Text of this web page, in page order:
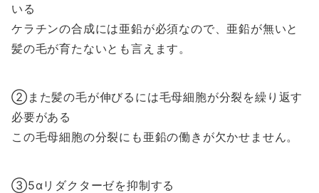
いる
ケラチンの合成には亜鉛が必須なので、亜鉛が無いと
髪の毛が育たないとも言えます。
②また髪の毛が伸びるには毛母細胞が分裂を繰り返す
必要がある
この毛母細胞の分裂にも亜鉛の働きが欠かせません。
③5αリダクターゼを抑制する